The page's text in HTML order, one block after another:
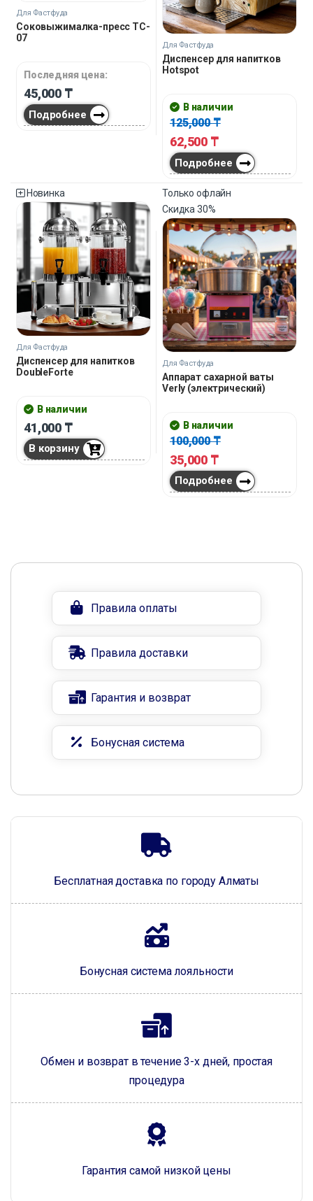
Для Фастфуда
Соковыжималка-пресс TC-
07
Последняя цена:
45,000 ₸
Подробнее
Для Фастфуда
Диспенсер для напитков
Hotspot
В наличии
125,000₸
62,500 ₸
Подробнее
Новинка
Для Фастфуда
Диспенсер для напитков
DoubleForte
В наличии
41,000 ₸
В корзину
Только офлайн
Скидка30%
Для Фастфуда
Аппарат сахарной ваты
Verly (электрический)
В наличии
100,000₸
35,000 ₸
Подробнее
Бесплатная доставка по городу Алматы
Бонусная система лояльности
Обмен и возврат в течение 3-х дней, простая
процедура
Гарантия самой низкой цены
Правила оплаты
Правила доставки
Гарантия и возврат
Бонусная система